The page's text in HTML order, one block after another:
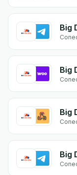
Big
Big
Big
Big